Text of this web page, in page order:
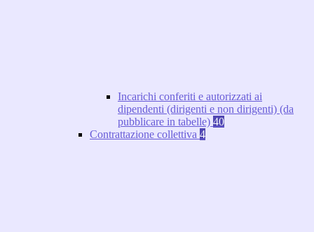
Incarichi conferiti e autorizzati ai
dipendenti (dirigenti e non dirigenti) (da
pubblicare in tabelle) 40
Contrattazione collettiva 4